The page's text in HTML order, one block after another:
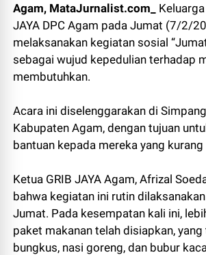
Agam, MataJurnalist.com_
JAYA DPC Agam pada Jumat (7/2/
melaksanakan kegiatan sosial
sebagai wujud kepedulian terhadap
membutuhkan.
Acara ini diselenggarakan di
Kabupaten Agam, dengan tujuan
bantuan kepada mereka yang
Ketua GRIB JAYA Agam, Afrizal
bahwa kegiatan ini rutin
Jumat. Pada kesempatan kali ini,
paket makanan telah disiapkan,
bungkus, nasi goreng, dan bubur